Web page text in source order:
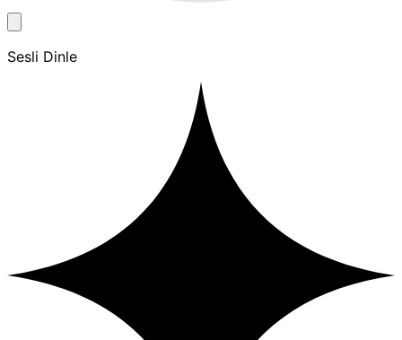
Sesli Dinle